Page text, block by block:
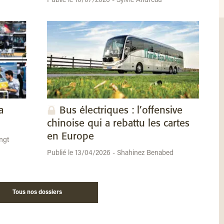
Bus électriques : l’offensive
chinoise qui a rebattu les cartes
en Europe
Publié le 13/04/2026 - Shahinez Benabed
Tous nos dossiers